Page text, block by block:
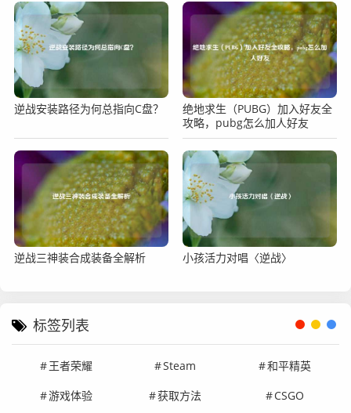
逆战安装路径为何总指向C盘？
绝地求生（PUBG）加入好友全
攻略，pubg怎么加人好友
逆战三神装合成装备全解析 小孩活力对唱〈逆战〉
标签列表
王者荣耀 Steam
和平精英
游戏体验
获取方法
CSGO